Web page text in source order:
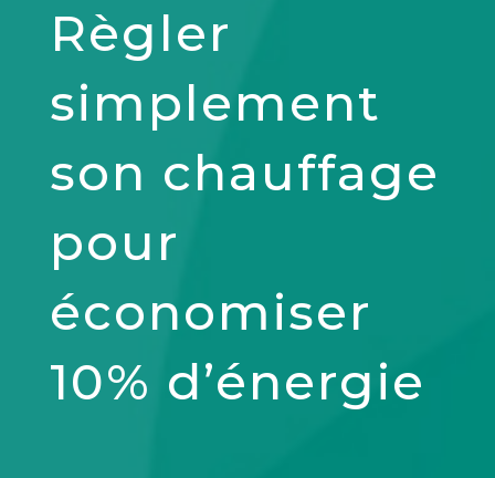
Règler
simplement
son chauffage
pour
économiser
10% d’énergie